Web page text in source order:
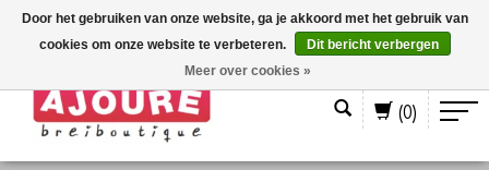
(0)
Door het gebruiken van onze website, ga je akkoord met het gebruik van
cookies om onze website te verbeteren.
Dit bericht verbergen
Meer over cookies »